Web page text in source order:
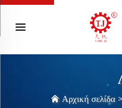
Αρχική σελίδα>